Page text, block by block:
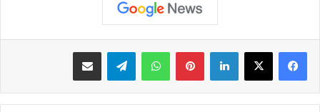
لينكدإن بينتيريستواتساب تيلقرام مشاركة عبر البريد